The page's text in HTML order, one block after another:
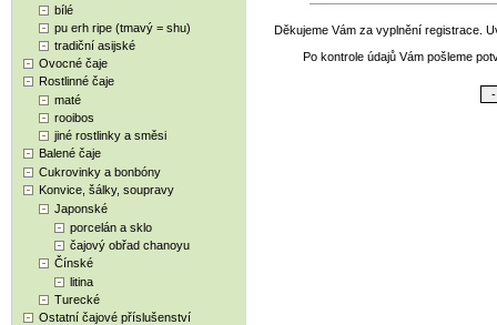
bílé
pu erh ripe (tmavý = shu)
tradiční asijské
Ovocné čaje
Rostlinné čaje
maté
rooibos
jiné rostlinky a směsi
Balené čaje
Cukrovinky a bonbóny
Konvice, šálky, soupravy
Japonské
porcelán a sklo
čajový obřad chanoyu
Čínské
litina
Turecké
Ostatní čajové příslušenství
Děkujeme Vám za vyplnění registrace.
Po kontrole údajů Vám pošleme